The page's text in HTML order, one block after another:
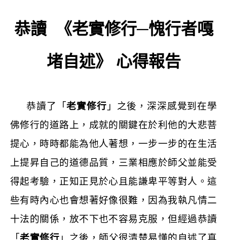
恭讀 《老實修行─愧行者嘎
堵自述》 心得報告
恭讀了「老實修行 」之後，深深感覺到在學
佛修行的道路上，成就的關鍵在於利他的大悲菩
提心，時時都能為他人著想，一步一步的在生活
上提昇自己的道德品質，三業相應於師父並能受
得起考驗，正知正見於心且能謙卑平等對人。這
些有時內心也會想著好像很難，因為我執凡情二
十法的關係，放不下也不容易克服，但經過恭讀
「老實修行 」之後，師父很清楚易懂的自述了真